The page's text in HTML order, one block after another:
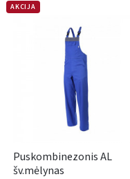
AKCIJA
Puskombinezonis AL
šv.mėlynas
Dar neturite